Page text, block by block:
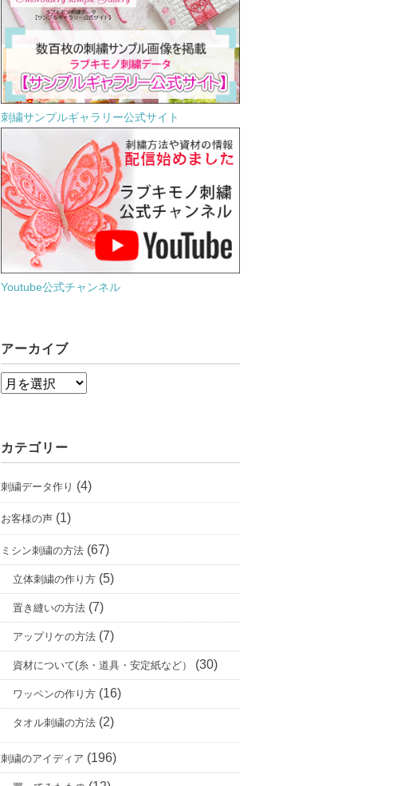
刺繍サンプルギャラリー公式サイト
Youtube公式チャンネル
アーカイブ
ア
イ
ブ
カテゴリー
刺繍データ作り (4)
お客様の声 (1)
ミシン刺繍の方法 (67)
立体刺繍の作り方 (5)
置き縫いの方法 (7)
アップリケの方法 (7)
資材について(糸・道具・安定紙など） (30)
ワッペンの作り方 (16)
タオル刺繍の方法 (2)
刺繍のアイディア (196)